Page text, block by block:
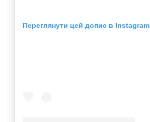
Переглянути цей допис в Instagram